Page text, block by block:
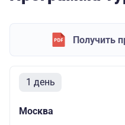
Получить
1 день
Москва